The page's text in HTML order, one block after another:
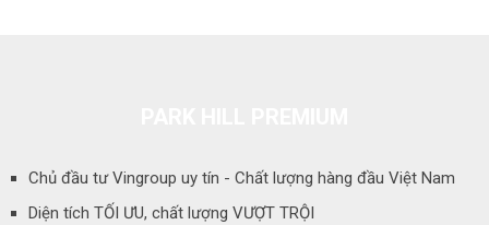
Chủ đầu tư Vingroup uy tín - Chất lượng hàng đầu Việt Nam
Diện tích TỐI ƯU, chất lượng VƯỢT TRỘI